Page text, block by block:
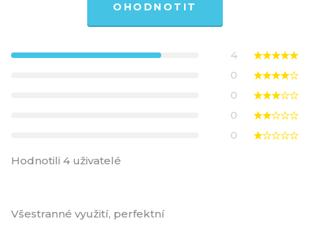
OHODNOTIT
4
0
0
0
0
Hodnotili 4 uživatelé
Všestranné využití, perfektní